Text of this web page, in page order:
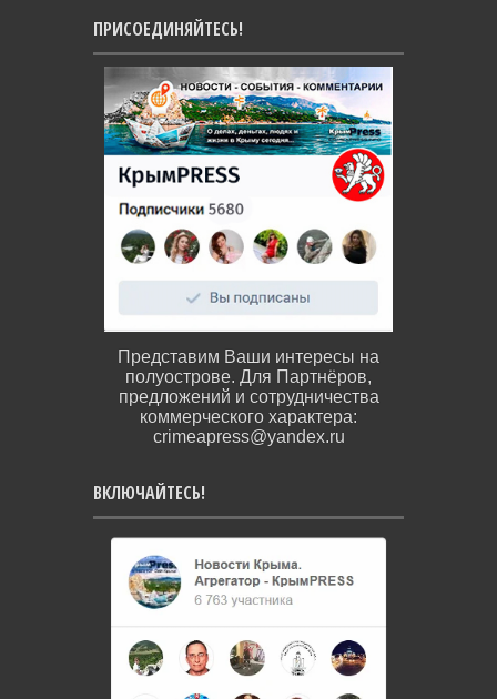
ПРИСОЕДИНЯЙТЕСЬ!
Представим Ваши интересы на
полуострове. Для Партнёров,
предложений и сотрудничества
коммерческого характера:
crimeapress@yandex.ru
ВКЛЮЧАЙТЕСЬ!